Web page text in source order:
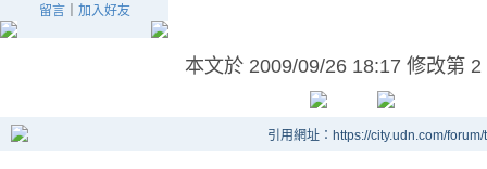
留言｜ 加入好友
本文於 2009/09/26 18:17 修改第 2
引用網址：https://city.udn.com/